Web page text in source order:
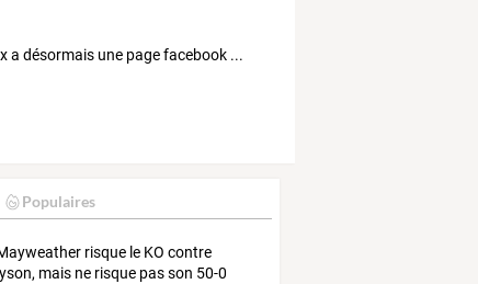
a désormais une page facebook ...
Populaires
risque le KO contre
mais ne risque pas son 50-0